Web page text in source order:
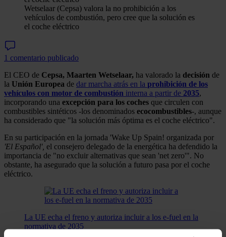
Wetselaar (Cepsa) valora la no prohibición a los
vehículos de combustión, pero cree que la solución es
el coche eléctrico
1 comentario publicado
El CEO de Cepsa, Maarten Wetselaar, ha valorado la decisión de
la Unión Europea de dar marcha atrás en la prohibición de los
vehículos con motor de combustión interna a partir de 2035,
incorporando una excepción para los coches que circulen con
combustibles sintéticos -los denominados ecocombustibles-, aunque
ha considerado que "la solución más óptima es el coche eléctrico".
En su participación en la jornada 'Wake Up Spain! organizada por
'El Español', el consejero delegado de la energética ha defendido la
importancia de "no excluir alternativas que sean 'net zero'". No
obstante, ha asegurado que la solución a futuro pasa por el coche
eléctrico.
La UE echa el freno y autoriza incluir a los e-fuel en la
normativa de 2035